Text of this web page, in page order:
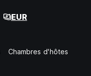
EUR
Chambres d'hôtes